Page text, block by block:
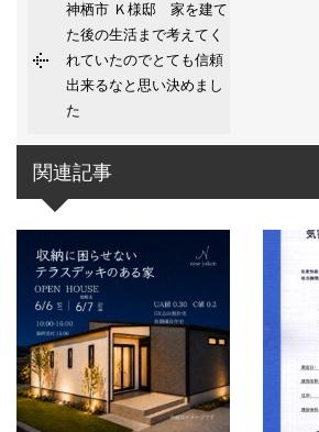
神栖市 Ｋ様邸 家を建て
た後の生活まで考えてく
れていたのでとても信頼
出来るなと思い決めまし
た
関連記事